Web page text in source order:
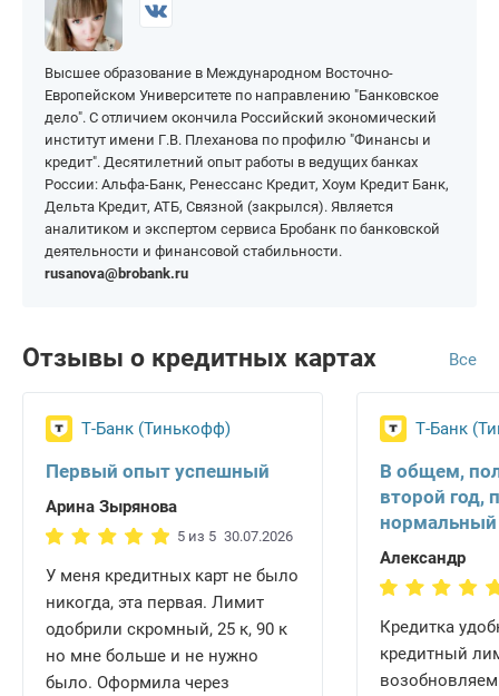
На 200 000 рублей
Волоколамск
Воскресенск
Высоковск
Дедовск
Дмитров
Егорьевск
Кубинка
Куровское
Ликино-Дулёво
Лобня
Лосино-Петровский
Луховицы
Мытищи
Наро-Фоминск
Ногинск
Одинцово
Орехово-Зуево
Павловский Посад
Подольск
Сергиев Посад
Солнечногорск
Высшее образование в Международном Восточно-
Европейском Университете по направлению "Банковское
дело". С отличием окончила Российский экономический
институт имени Г.В. Плеханова по профилю "Финансы и
кредит". Десятилетний опыт работы в ведущих банках
России: Альфа-Банк, Ренессанс Кредит, Хоум Кредит Банк,
Дельта Кредит, АТБ, Связной (закрылся). Является
аналитиком и экспертом сервиса Бробанк по банковской
деятельности и финансовой стабильности.
rusanova@brobank.ru
Отзывы о кредитных картах Все
Т-Банк (Тинькофф)
Первый опыт успешный
Арина Зырянова
5 из 5 30.07.2026
У меня кредитных карт не было
никогда, эта первая. Лимит
одобрили скромный, 25 к, 90 к
но мне больше и не нужно
было. Оформила через
Т-Банк
В общем,
второй год,
нормальный
Александр
Кредитка
кредитный